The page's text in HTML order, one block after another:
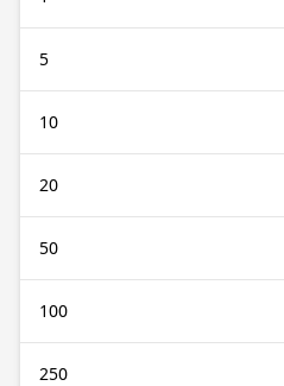
5
10
20
50
100
250